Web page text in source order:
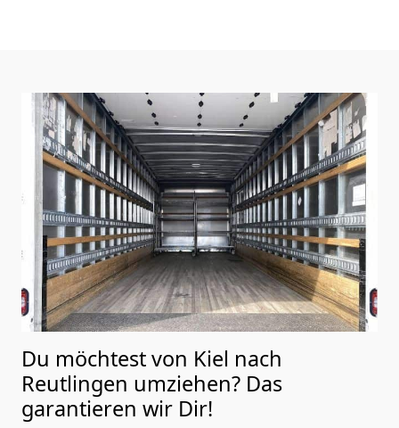
Du möchtest von Kiel nach
Reutlingen umziehen? Das
garantieren wir Dir!